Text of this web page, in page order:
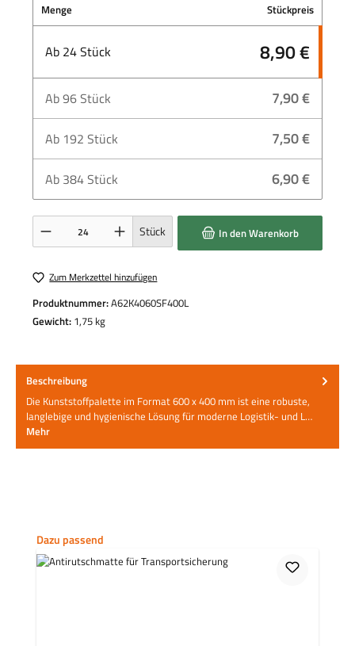
Menge Stückpreis
Ab 24Stück 8,90 €
Ab96Stück 7,90 €
Ab 192 Stück 7,50 €
Ab 384Stück 6,90 €
Produkt Anzahl: Gib den gewünschten Wert ein oder benutze die Schaltflächen um
Stück In den Warenkorb
Zum Merkzettel hinzufügen
Produktnummer:A62K4060SF400L
Gewicht: 1,75 kg
Beschreibung
Die Kunststoffpalette im Format 600 x 400 mm ist eine robuste,
langlebige und hygienische Lösung für moderne Logistik- und L…
Mehr
Produktgalerie überspringen
Dazu passend